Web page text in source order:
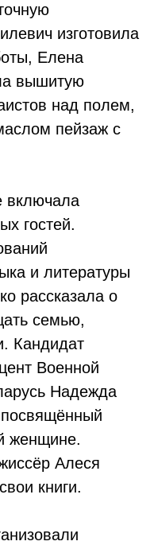
изготовила
Елена
вышитую
над полем,
пейзаж с
включала
гостей.
и литературы
рассказала о
семью,
Кандидат
Военной
Надежда
женщине.
Алеся
книги.